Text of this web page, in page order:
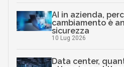
AI in azienda,
cambiamento è
sicurezza
10 Lug 2026
Data center,